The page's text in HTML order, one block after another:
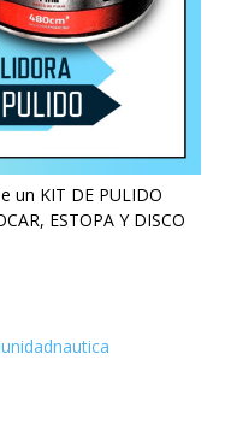
un KIT DE PULIDO
ESTOPA Y DISCO